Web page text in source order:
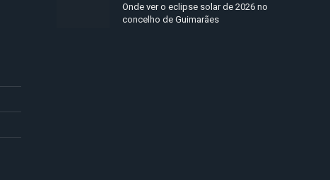
Onde ver o eclipse solar de 2026 no
concelho de Guimarães